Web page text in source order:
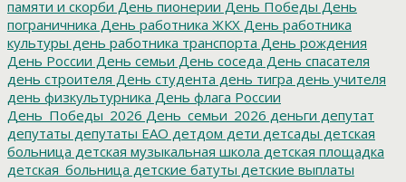
памяти и скорби День пионерии День Победы День
пограничника День работника ЖКХ День работника
культуры день работника транспорта День рождения
День России День семьи День соседа День спасателя
день строителя День студента день тигра день учителя
день физкультурника День флага России
День_Победы_2026 День_семьи_2026 деньги депутат
депутаты депутаты ЕАО детдом дети детсады детская
больница детская музыкальная школа детская площадка
детская_больница детские батуты детские выплаты